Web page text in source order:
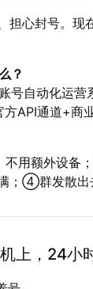
心封号。现
？
号自动化运
通道+商业
用额外设备
；④群发散出
上，24小